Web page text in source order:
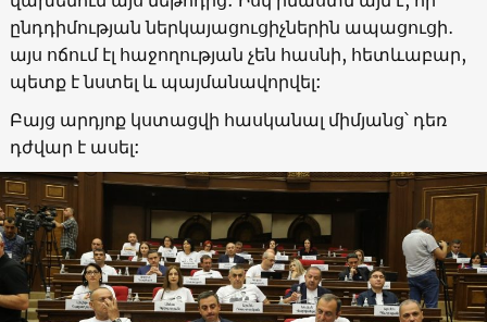
ընդդիմության ներկայացուցիչներին ապացուցի․
այս ոճում էլ հաջողության չեն հասնի, հետևաբար,
պետք է նստել և պայմանավորվել:
Բայց արդյոք կստացվի հասկանալ միմյանց՝ դեռ
դժվար է ասել: